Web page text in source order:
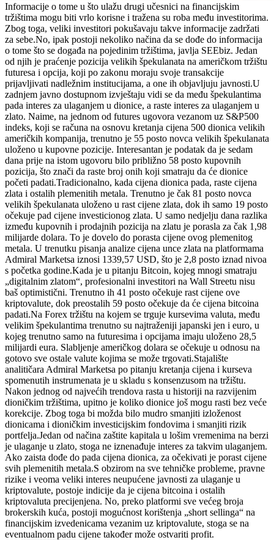
Informacije o tome u što ulažu drugi učesnici na financijskim
tržištima mogu biti vrlo korisne i tražena su roba među investitorima.
Zbog toga, veliki investitori pokušavaju takve informacije zadržati
za sebe.No, ipak postoji nekoliko načina da se dođe do informacija
o tome što se događa na pojedinim tržištima, javlja SEEbiz. Jedan
od njih je praćenje pozicija velikih špekulanata na američkom tržištu
futuresa i opcija, koji po zakonu moraju svoje transakcije
prijavljivati nadležnim institucijama, a one ih objavljuju javnosti.U
zadnjem javno dostupnom izvještaju vidi se da među špekulantima
pada interes za ulaganjem u dionice, a raste interes za ulaganjem u
zlato. Naime, na jednom od futures ugovora vezanom uz S&P500
indeks, koji se računa na osnovu kretanja cijena 500 dionica velikih
američkih kompanija, trenutno je 55 posto novca velikih špekulanata
uloženo u kupovne pozicije. Interesantan je podatak da je sedam
dana prije na istom ugovoru bilo približno 58 posto kupovnih
pozicija, što znači da raste broj onih koji smatraju da će dionice
početi padati.Tradicionalno, kada cijena dionica pada, raste cijena
zlata i ostalih plemenitih metala. Trenutno je čak 81 posto novca
velikih špekulanata uloženo u rast cijene zlata, dok ih samo 19 posto
očekuje pad cijene investicionog zlata. U samo nedjelju dana razlika
između kupovnih i prodajnih pozicija na zlatu je porasla za čak 1,98
milijarde dolara. To je dovelo do porasta cijene ovog plemenitog
metala. U trenutku pisanja analize cijena unce zlata na platformama
Admiral Marketsa iznosi 1339,57 USD, što je 2,8 posto iznad nivoa
s početka godine.Kada je u pitanju Bitcoin, kojeg mnogi smatraju
„digitalnim zlatom“, profesionalni investitori na Wall Streetu nisu
baš optimistični. Trenutno ih 41 posto očekuje rast cijene ove
kriptovalute, dok preostalih 59 posto očekuje da će cijena bitcoina
padati.Na Forex tržištu na kojem se trguje kursevima valuta, među
velikim špekulantima trenutno su najtraženiji japanski jen i euro, u
kojeg trenutno samo na futuresima i opcijama imaju uloženo 28,5
milijardi eura. Slabljenje američkog dolara se očekuje u odnosu na
gotovo sve ostale valute kojima se može trgovati.Stajalište
analitičara Admiral Marketsa po pitanju kretanja cijena i kurseva
spomenutih instrumenata je u skladu s konsenzusom na tržištu.
Nakon jednog od najvećih trendova rasta u historiji na razvijenim
dioničkim tržištima, upitno je koliko dionice još mogu rasti bez veće
korekcije. Zbog toga bi možda bilo mudro smanjiti izloženost
dionicama i dioničkim investicijskim fondovima i smanjiti rizik
portfelja.Jedan od načina zaštite kapitala u lošim vremenima na berzi
je ulaganje u zlato, stoga ne iznenađuje interes za takvim ulaganjem.
Ako zaista dođe do pada cijena dionica, za očekivati je porast cijene
svih plemenitih metala.S obzirom na sve tehničke probleme, pravne
rizike i veoma veliki interes neupućene javnosti za ulaganje u
kriptovalute, postoje indicije da je cijena bitcoina i ostalih
kriptovaluta precijenjena. No, preko platformi sve većeg broja
brokerskih kuća, postoji mogućnost korištenja „short sellinga“ na
financijskim izvedenicama vezanim uz kriptovalute, stoga se na
eventualnom padu cijene također može ostvariti profit.